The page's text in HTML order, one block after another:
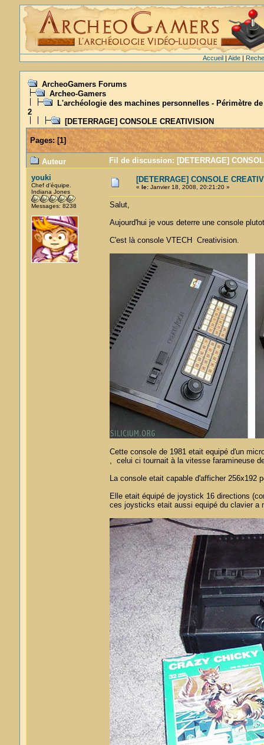
Accueil| Aide|
ArcheoGamers Forums
Archeo-Gamers
L'archéologie des machines personnelles - Périmètre
2
[DETERRAGE] CONSOLE CREATIVISION
Pages:[1]
Auteur
Fil de discussion: [DETERRAGE]
youki
Chef d'équipe.
Indiana Jones
Messages: 8238
[DETERRAGE] CONSOLE
« le:Janvier 18, 2008, 20:21:20 »
Salut,
Aujourd'hui je vous deterre une console
C'est là console VTECH Creativision.
Cette console de 1981 etait equipé d'un
, celui ci tournait à la vitesse faramineuse
La console etait capable d'afficher 256x192
Elle etait équipé de joystick 16 directions
ces joysticks etait aussi equipé du clavier a